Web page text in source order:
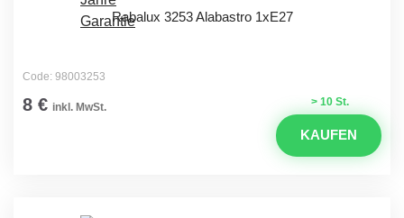
Rabalux 3253 Alabastro 1xE27
Code: 98003253
> 10 St.
8 € inkl. MwSt.
KAUFEN